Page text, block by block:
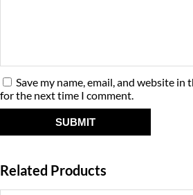
0
.
0
.
0
0
Save my name, email, and website in
for the next time I comment.
Related Products